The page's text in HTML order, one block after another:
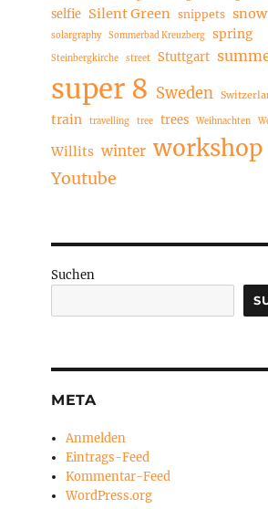
selfie Silent Green snippets snow
solargraphy Sommerbad Kreuzberg spring
Steinbergkirche street Stuttgart
super 8 Sweden
train travelling tree trees Weihnachten
Willits winter workshop
Youtube
Suchen
META
Anmelden
Eintrags-Feed
Kommentar-Feed
WordPress.org